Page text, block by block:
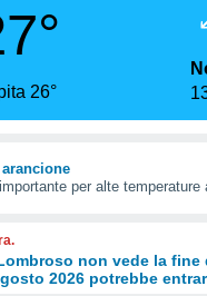
26°
per alte temperature
non vede la fine
2026 potrebbe